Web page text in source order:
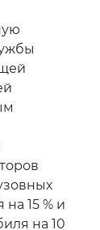
15 % и
на 10